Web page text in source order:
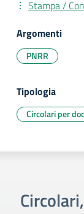
Stampa /
Argomenti
PNRR
Tipologia
Circolari per